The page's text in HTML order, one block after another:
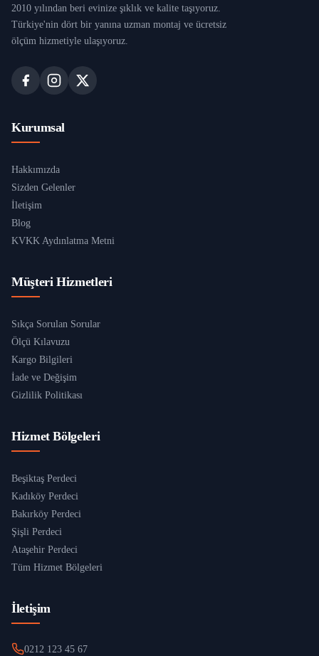
2010 yılından beri evinize şıklık ve kalite taşıyoruz.
Türkiye'nin dört bir yanına uzman montaj ve ücretsiz
ölçüm hizmetiyle ulaşıyoruz.
Kurumsal
Hakkımızda
Sizden Gelenler
İletişim
Blog
KVKK Aydınlatma Metni
Müşteri Hizmetleri
Sıkça Sorulan Sorular
Ölçü Kılavuzu
Kargo Bilgileri
İade ve Değişim
Gizlilik Politikası
Hizmet Bölgeleri
Beşiktaş Perdeci
Kadıköy Perdeci
Bakırköy Perdeci
Şişli Perdeci
Ataşehir Perdeci
Tüm Hizmet Bölgeleri
İletişim
0212 123 45 67